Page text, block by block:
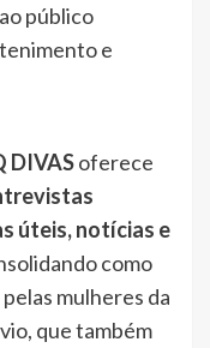
público
e
DIVASoferece
úteis, notícias e
como
mulheres da
que também